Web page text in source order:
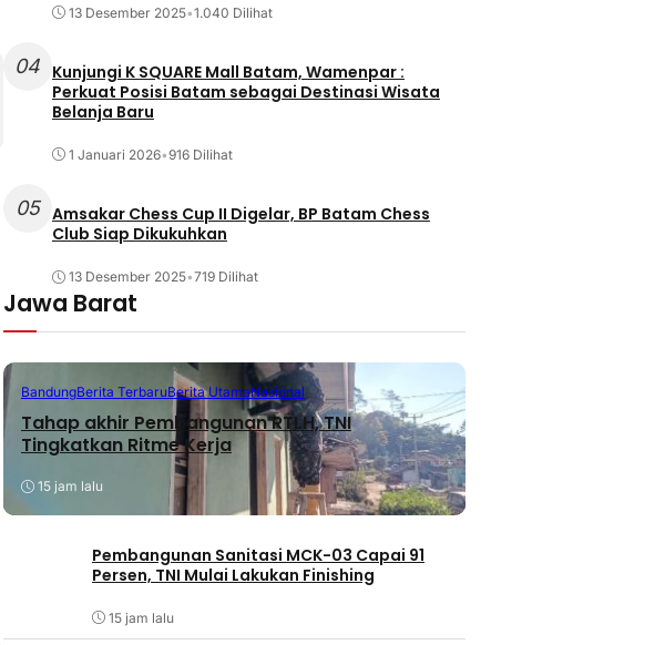
13 Desember 2025•1.040 Dilihat
04 Kunjungi K SQUARE Mall Batam, Wamenpar :
Perkuat Posisi Batam sebagai Destinasi Wisata
Belanja Baru
1 Januari 2026•916 Dilihat
05 Amsakar Chess Cup II Digelar, BP Batam Chess
Club Siap Dikukuhkan
13 Desember 2025•719 Dilihat
Jawa Barat
BandungBerita TerbaruBerita UtamaNasional
Tahap akhir Pembangunan RTLH, TNI
Tingkatkan Ritme Kerja
15 jam lalu
Pembangunan Sanitasi MCK-03 Capai 91
Persen, TNI Mulai Lakukan Finishing
15 jam lalu